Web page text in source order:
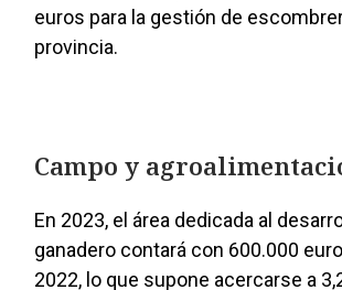
euros para la gestión de
provincia.
Campo y
En 2023, el área dedicada al
ganadero contará con 600.000
2022, lo que supone acercarse a